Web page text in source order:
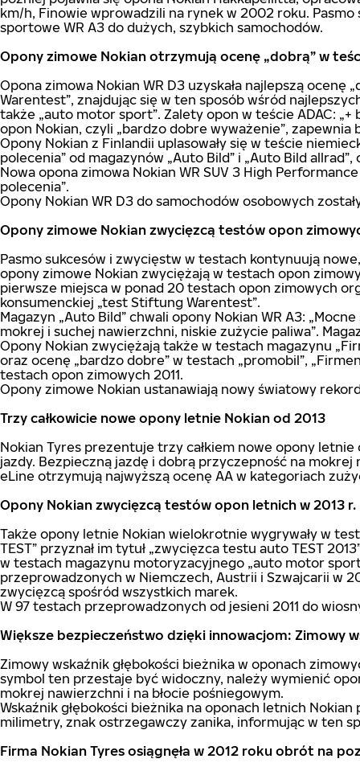
km/h, Finowie wprowadzili na rynek w 2002 roku.
sportowe WR A3 do dużych, szybkich samochodów.
Opony zimowe Nokian otrzymują ocenę „dobrą” w
Opona zimowa Nokian WR D3 uzyskała najlepszą
Warentest”, znajdując się w ten sposób wśród
także „auto motor sport”. Zalety opon w teście ADAC:
opon Nokian, czyli „bardzo dobre wyważenie”,
Opony Nokian z Finlandii uplasowały się w teście
polecenia” od magazynów „Auto Bild” i „Auto Bild
Nowa opona zimowa Nokian WR SUV 3 High
polecenia”.
Opony Nokian WR D3 do samochodów osobowych
Opony zimowe Nokian zwycięzcą testów opon
Pasmo sukcesów i zwycięstw w testach kontynuują
opony zimowe Nokian zwyciężają w testach opon
pierwsze miejsca w ponad 20 testach opon zimowych
konsumenckiej „test Stiftung Warentest”.
Magazyn „Auto Bild” chwali opony Nokian WR A3:
mokrej i suchej nawierzchni, niskie zużycie paliwa”.
Opony Nokian zwyciężają także w testach magazynu
oraz ocenę „bardzo dobre” w testach „promobil”,
testach opon zimowych 2011.
Opony zimowe Nokian ustanawiają nowy światowy
Trzy całkowicie nowe opony letnie Nokian od 2013
Nokian Tyres prezentuje trzy całkiem nowe opony
jazdy. Bezpieczną jazdę i dobrą przyczepność na
eLine otrzymują najwyższą ocenę AA w kategoriach
Opony Nokian zwycięzcą testów opon letnich w 2013
Także opony letnie Nokian wielokrotnie wygrywały w
TEST” przyznał im tytuł „zwycięzca testu auto TEST
w testach magazynu motoryzacyjnego „auto motor
przeprowadzonych w Niemczech, Austrii i Szwajcarii w
zwycięzcą spośród wszystkich marek.
W 97 testach przeprowadzonych od jesieni 2011 do
Większe bezpieczeństwo dzięki innowacjom: Zimowy
Zimowy wskaźnik głębokości bieżnika w oponach
symbol ten przestaje być widoczny, należy wymienić
mokrej nawierzchni i na błocie pośniegowym.
Wskaźnik głębokości bieżnika na oponach letnich
milimetry, znak ostrzegawczy zanika, informując w ten
Firma Nokian Tyres osiągnęła w 2012 roku obrót na